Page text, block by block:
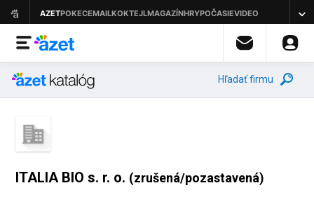
Hľadať firmu
ITALIA BIO s. r. o. (zrušená/pozastavená)